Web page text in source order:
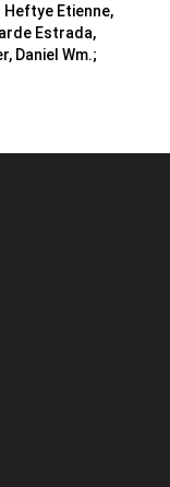
Etienne,
Estrada,
Daniel Wm.;